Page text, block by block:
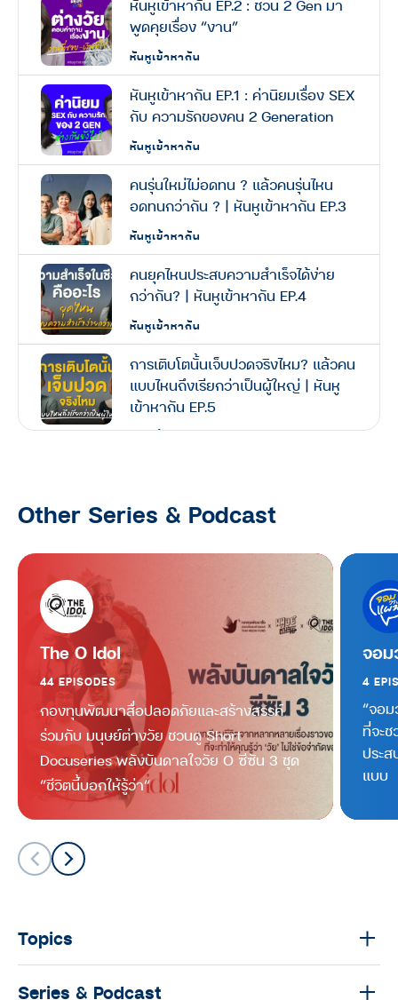
หันหูเข้าหากัน EP.2 : ชวน 2 Gen มา
พูดคุยเรื่อง “งาน”
หันหูเข้าหากัน
หันหูเข้าหากัน EP.1 : ค่านิยมเรื่อง SEX
กับ ความรักของคน 2 Generation
หันหูเข้าหากัน
คนรุ่นใหม่ไม่อดทน ? แล้วคนรุ่นไหน
อดทนกว่ากัน ? | หันหูเข้าหากัน EP.3
หันหูเข้าหากัน
คนยุคไหนประสบความสำเร็จได้ง่าย
กว่ากัน? | หันหูเข้าหากัน EP.4
หันหูเข้าหากัน
การเติบโตนั้นเจ็บปวดจริงไหม? แล้วคน
แบบไหนถึงเรียกว่าเป็นผู้ใหญ่ | หันหู
เข้าหากัน EP.5
หันหูเข้าหากัน
Other Series & Podcast
The O Idol
44 EPISODES
กองทุนพัฒนาสื่อปลอดภัยและสร้างสรรค์
ร่วมกับ มนุษย์ต่างวัย ชวนดู Short
Docuseriesพลังบันดาลใจวัย O ซีซัน 3 ชุด
“ชีวิตนี้บอกให้รู้ว่า“
จอ
4
“จอ
ที่จะ
ประ
แบบ
Topics
Series & Podcast